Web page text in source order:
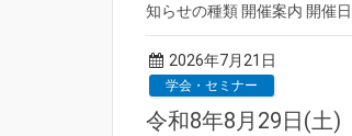
知らせの種類 開催案内 開催
2026年7月21日
学会・セミナー
令和8年8月29日(土)